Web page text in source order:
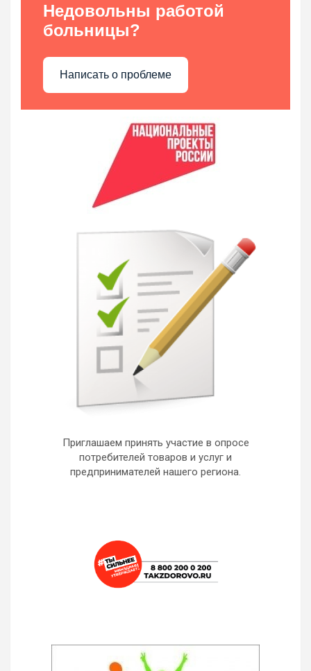
Недовольны работой
больницы?
Написать о проблеме
Приглашаем принять участие в опросе
потребителей товаров и услуг и
предпринимателей нашего региона.